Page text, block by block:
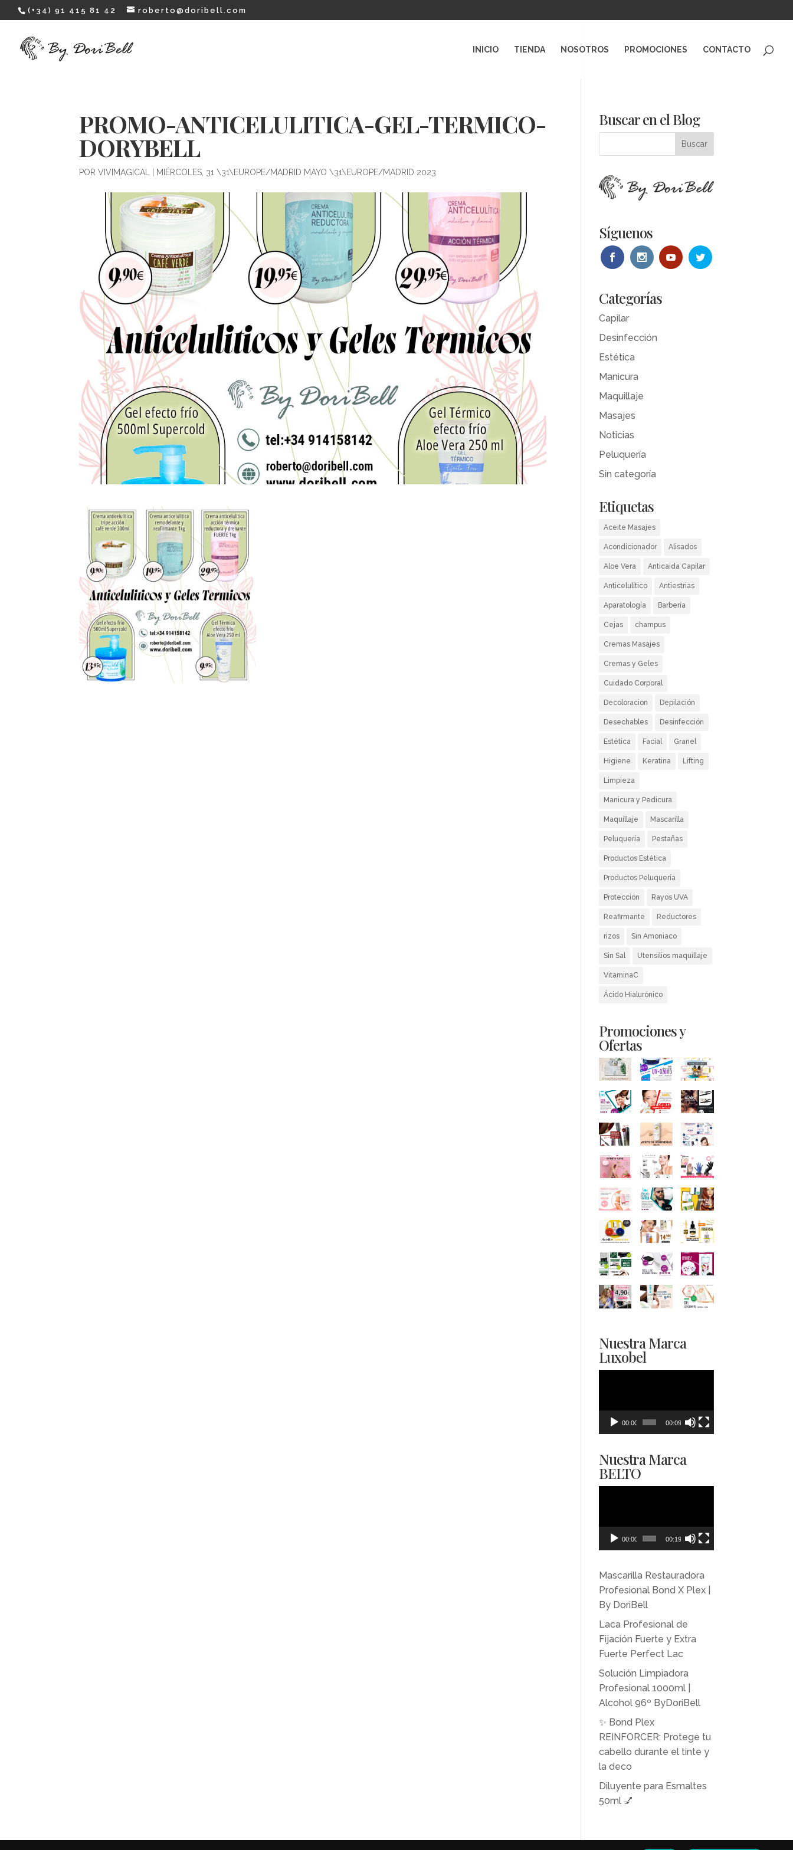
(+34) 91 415 81 42 roberto@doribell.com
INICIO TIENDA NOSOTROS PROMOCIONES CONTACTO
PROMO-ANTICELULITICA-GEL-TERMICO-
DORYBELL
PORVIVIMAGICAL MIÉRCOLES, 31 \31\EUROPE/MADRID MAYO \31\EUROPE/MADRID 2023
Buscar en el Blog
Síguenos
Categorías
Capilar
Desinfección
Estética
Manicura
Maquillaje
Masajes
Noticias
Peluquería
Sin categoría
Etiquetas
Aceite Masajes
Acondicionador Alisados
Aloe Vera Anticaida Capilar
Anticelulítico Antiestrias
Aparatología Barbería
Cejas champus
Cremas Masajes
Cremas y Geles
Cuidado Corporal
Decoloracion Depilación
Desechables Desinfección
Estética Facial Granel
Higiene Keratina Lifting
Limpieza
Manicura y Pedicura
Maquillaje Mascarilla
Peluquería Pestañas
Productos Estética
Productos Peluquería
Protección Rayos UVA
Reafirmante Reductores
rizos Sin Amoniaco
Sin Sal Utensilios maquillaje
VitaminaC
Ácido Hialurónico
Promociones y
Ofertas
Nuestra Marca
Luxobel
00:00 00:09
Nuestra Marca
BELTO
00:00 00:19
Mascarilla Restauradora
Profesional Bond X Plex |
By DoriBell
Laca Profesional de
Fijación Fuerte y Extra
Fuerte Perfect Lac
Solución Limpiadora
Profesional 1000ml |
Alcohol 96º ByDoriBell
✨ Bond Plex
REINFORCER: Protege tu
cabello durante el tinte y
la deco
Diluyente para Esmaltes
50ml 💅